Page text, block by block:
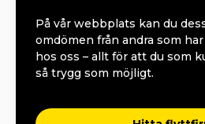
På vår webbplats kan du
omdömen från andra som
hos oss – allt för att du som
så trygg som möjligt.